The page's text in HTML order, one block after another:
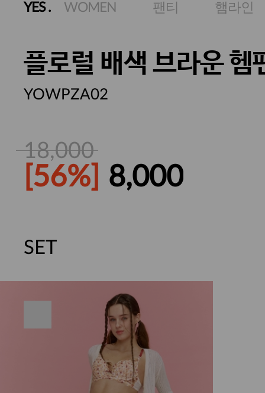
YES. WOMEN 팬티 햄라인
플로럴 배색 브라운 헴
YOWPZA02
18,000
[56%] 8,000
주말특가 20%(8.7~8.9)/5만원 이
[썸머블프] 1만원 할인 쿠폰(8.1~31)
[썸머블프] 2만원 할인 쿠폰(8.1~31)
SET